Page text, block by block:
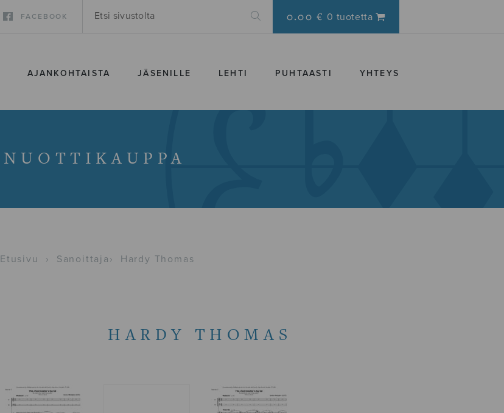
FACEBOOK 0.00 € 0 tuotetta
AJANKOHTAISTA JÄSENILLE LEHTI PUHTAASTI YHTEYS
NUOTTIKAUPPA
Etusivu › Sanoittaja › Hardy Thomas
HARDY THOMAS